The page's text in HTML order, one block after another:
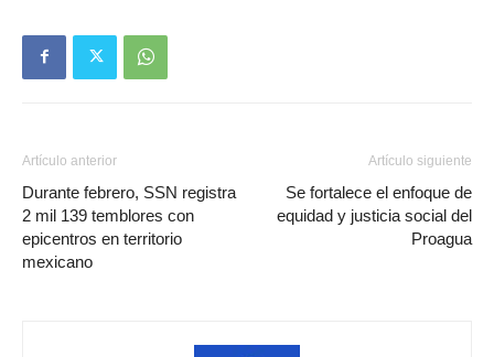
Artículo anterior
Durante febrero, SSN registra
2 mil 139 temblores con
epicentros en territorio
mexicano
Artículo siguiente
Se fortalece el enfoque de
equidad y justicia social del
Proagua